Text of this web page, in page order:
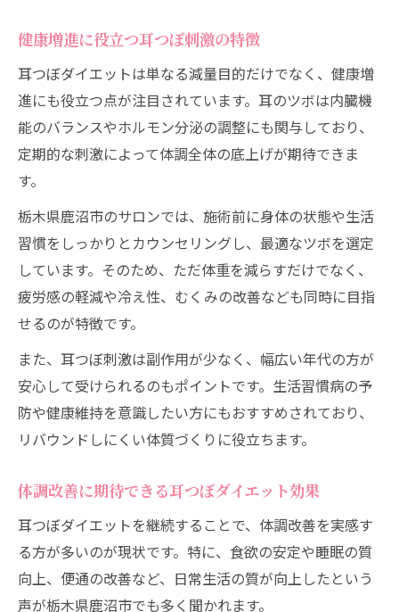
健康増進に役立つ耳つぼ刺激の特徴
耳つぼダイエットは単なる減量目的だけでなく、健康増
進にも役立つ点が注目されています。耳のツボは内臓機
能のバランスやホルモン分泌の調整にも関与しており、
定期的な刺激によって体調全体の底上げが期待できま
す。
栃木県鹿沼市のサロンでは、施術前に身体の状態や生活
習慣をしっかりとカウンセリングし、最適なツボを選定
しています。そのため、ただ体重を減らすだけでなく、
疲労感の軽減や冷え性、むくみの改善なども同時に目指
せるのが特徴です。
また、耳つぼ刺激は副作用が少なく、幅広い年代の方が
安心して受けられるのもポイントです。生活習慣病の予
防や健康維持を意識したい方にもおすすめされており、
リバウンドしにくい体質づくりに役立ちます。
体調改善に期待できる耳つぼダイエット効果
耳つぼダイエットを継続することで、体調改善を実感す
る方が多いのが現状です。特に、食欲の安定や睡眠の質
向上、便通の改善など、日常生活の質が向上したという
声が栃木県鹿沼市でも多く聞かれます。